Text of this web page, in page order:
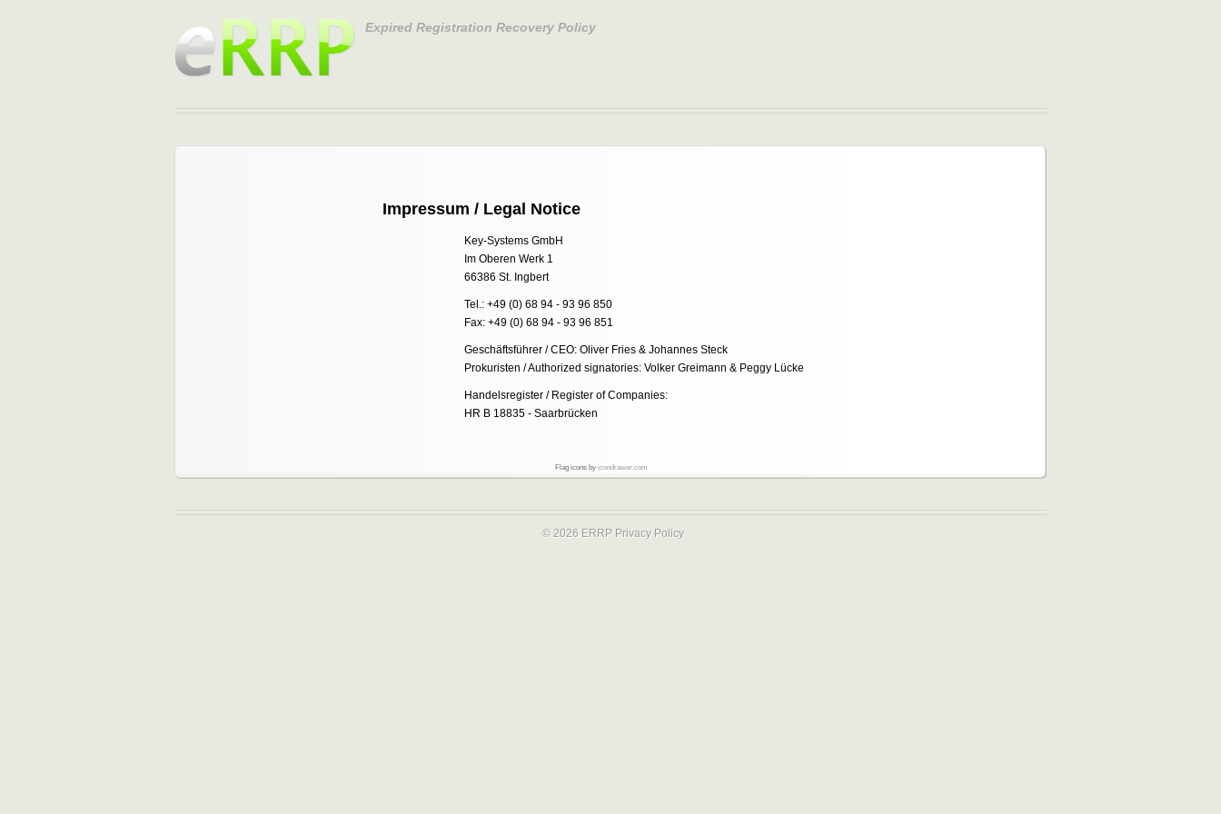
Expired Registration Recovery Policy
Impressum / Legal Notice
Key-Systems GmbH
Im Oberen Werk 1
66386 St. Ingbert
Tel.: +49 (0) 68 94 - 93 96 850
Fax: +49 (0) 68 94 - 93 96 851
Geschäftsführer / CEO: Oliver Fries & Johannes Steck
Prokuristen / Authorized signatories: Volker Greimann & Peggy Lücke
Handelsregister / Register of Companies:
HR B 18835 - Saarbrücken
Flag icons by icondrawer.com
© 2026 ERRP Privacy Policy